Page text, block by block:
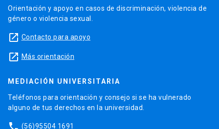
Orientación y apoyo en casos de discriminación, violencia de
género o violencia sexual.
launch Contacto para apoyo
launch Más orientación
MEDIACIÓN UNIVERSITARIA
Teléfonos para orientación y consejo si se ha vulnerado
alguno de tus derechos en la universidad.
(56)95504 1691